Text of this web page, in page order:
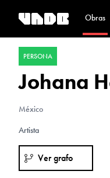
Obras
PERSONA
Johana
México
Artista
Ver grafo